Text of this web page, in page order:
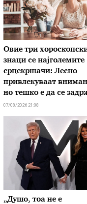
Овие три
знаци се најголемите
срцекршачи: Лесно
привлекуваат
но тешко е да се
07/08/2026 21:08
„Душо, тоа не е